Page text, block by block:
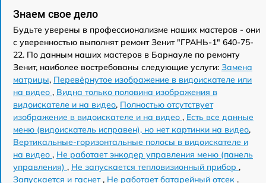
Знаем свое дело
Будьте уверены в профессионализме наших мастеров - они
с уверенностью выполнят ремонт Зенит "ГРАНЬ-1" 640-75-
22. По данным наших мастеров в Барнауле по ремонту
Зенит, наиболее востребованы следующие услуги: Замена
матрицы, Перевёрнутое изображение в видоискателе или
на видео , Видна только половина изображения в
видоискателе и на видео, Полностью отсутствует
изображение в видоискателе и на видео , Есть все данные
меню (видоискатель исправен), но нет картинки на видео,
Вертикальные-горизонтальные полосы в видоискателе и
на видео , Не работает энкодер управления меню (панель
управления) , Не запускается тепловизионный прибор ,
Запускается и гаснет, Не работает батарейный отсек .